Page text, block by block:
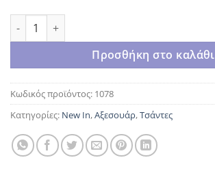
Shara black ποσότητα
Προσθήκη στο καλάθι
Κωδικός προϊόντος: 1078
Κατηγορίες: New In,Αξεσουάρ,Τσάντες